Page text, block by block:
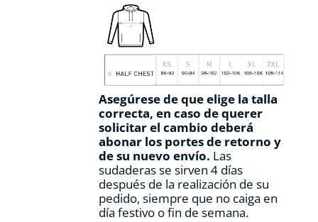
Asegúrese de que elige la talla
correcta, en caso de querer
solicitar el cambio deberá
abonar los portes de retorno y
de su nuevo envío. Las
sudaderas se sirven 4 días
después de la realización de su
pedido, siempre que no caiga en
día festivo o fin de semana.